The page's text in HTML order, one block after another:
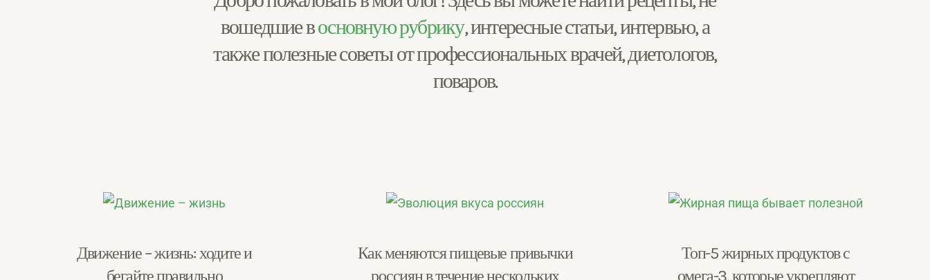
вошедшие восновную рубрику, интересные статьи, интервью, а
также полезные советы от профессиональных врачей, диетологов,
поваров.
Движение – жизнь: ходите и
бегайте правильно
Как меняются пищевые привычки
россиян в течение нескольких
Топ-5 жирных продуктов с
омега-3, которые укрепляют